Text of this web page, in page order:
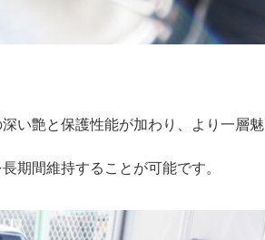
い艶と保護性能が加わり、より一層魅
期間維持することが可能です。